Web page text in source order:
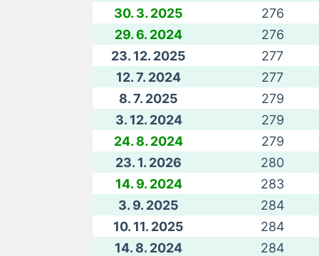
30. 3. 2025
276
29. 6. 2024
276
23. 12. 2025
277
12. 7. 2024
277
8. 7. 2025
279
3. 12. 2024
279
24. 8. 2024
279
23. 1. 2026
280
14. 9. 2024
283
3. 9. 2025
284
10. 11. 2025
284
14. 8. 2024
284